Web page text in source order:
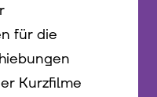
für die
Kurzfilme